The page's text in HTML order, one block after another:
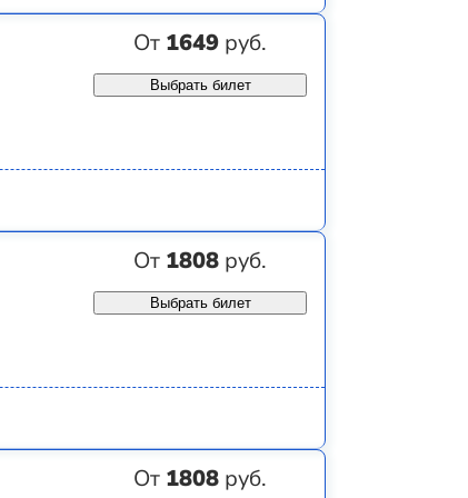
От 1649 руб.
Выбрать билет
От 1808 руб.
Выбрать билет
От 1808 руб.